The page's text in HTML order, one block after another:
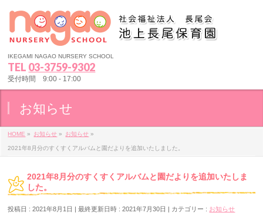
IKEGAMI NAGAO NURSERY SCHOOL
TEL 03-3759-9302
受付時間 9:00 - 17:00
お知らせ
HOME » お知らせ » お知らせ »
2021年8月分のすくすくアルバムと園だよりを追加いたしました。
2021年8月分のすくすくアルバムと園だよりを追加いたしま
した。
投稿日 : 2021年8月1日 最終更新日時 : 2021年7月30日 カテゴリー : お知らせ